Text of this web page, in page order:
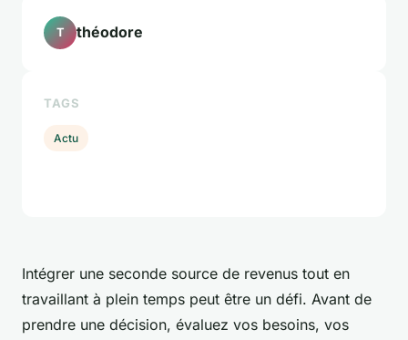
Intégrer une seconde source de revenus tout en
travaillant à plein temps peut être un défi. Avant de
prendre une décision, évaluez vos besoins, vos
T théodore
TAGS
Actu